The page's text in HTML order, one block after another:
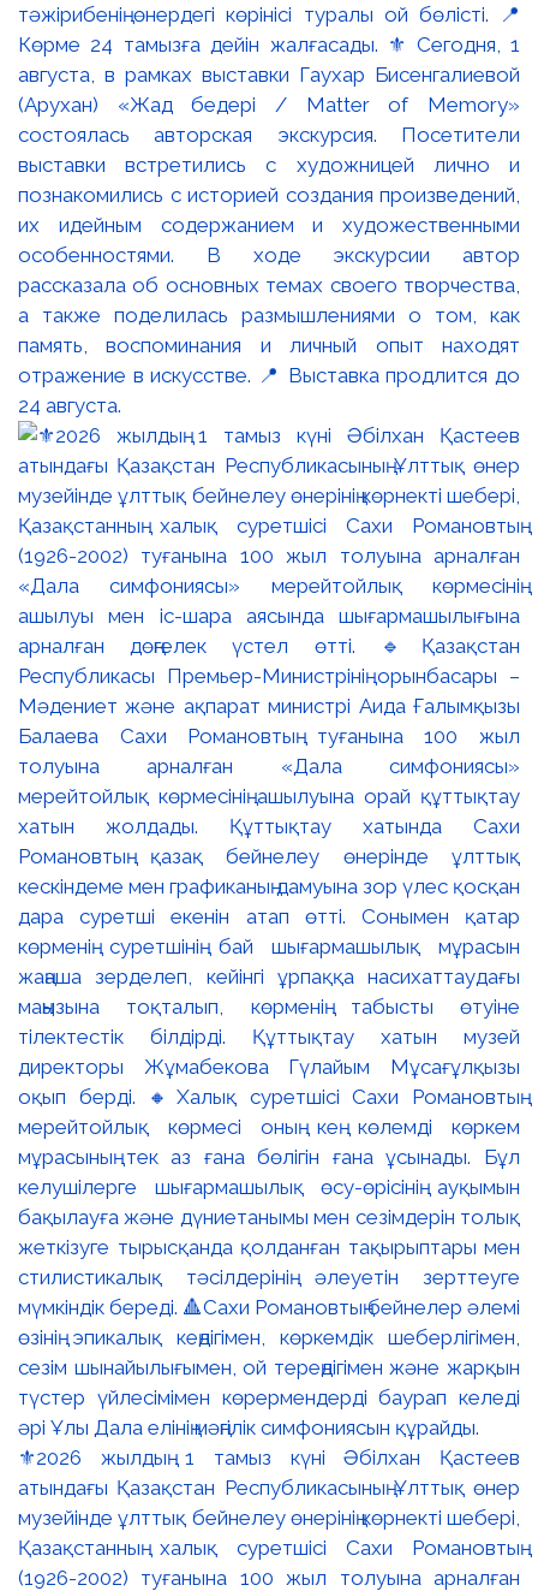
тәжірибенің өнердегі көрінісі туралы ой бөлісті. 📍
Көрме 24 тамызға дейін жалғасады. ⚜️ Сегодня, 1
августа, в рамках выставки Гаухар Бисенгалиевой
(Арухан) «Жад бедері / Matter of Memory»
состоялась авторская экскурсия. Посетители
выставки встретились с художницей лично и
познакомились с историей создания произведений,
их идейным содержанием и художественными
особенностями. В ходе экскурсии автор
рассказала об основных темах своего творчества,
а также поделилась размышлениями о том, как
память, воспоминания и личный опыт находят
отражение в искусстве. 📍 Выставка продлится до
24 августа.
⚜️2026 жылдың 1 тамыз күні Әбілхан Қастеев
атындағы Қазақстан Республикасының Ұлттық өнер
музейінде ұлттық бейнелеу өнерінің көрнекті шебері,
Қазақстанның халық суретшісі Сахи Романовтың
(1926-2002) туғанына 100 жыл толуына арналған